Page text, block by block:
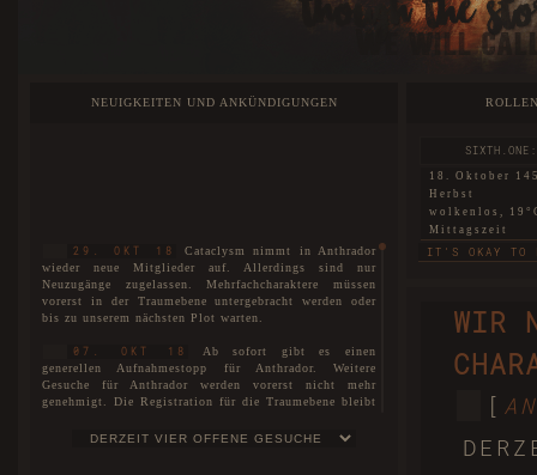
NEUIGKEITEN UND ANKÜNDIGUNGEN
29. OKT 18
Cataclysm nimmt in Anthrador
wieder neue Mitglieder auf. Allerdings sind nur
Neuzugänge zugelassen. Mehrfachcharaktere müssen
vorerst in der Traumebene untergebracht werden oder
bis zu unserem nächsten Plot warten.
07. OKT 18
Ab sofort gibt es einen
generellen Aufnahmestopp für Anthrador. Weitere
Gesuche für Anthrador werden vorerst nicht mehr
genehmigt. Die Registration für die Traumebene bleibt
sich auf unsererWARTELISTEeintragen lassen.
18. Oktober
Herbst
wolkenlos,
Mittagszeit
IT'S OKAY TO
18. Oktober
nebelig, 6°C
THIS LAND
WIR
[